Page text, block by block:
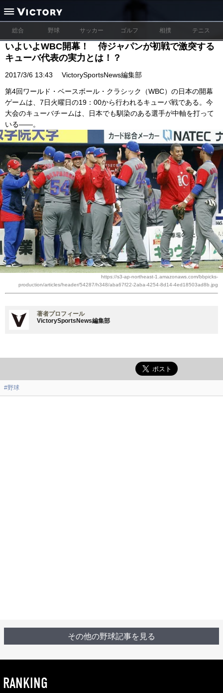
総合 野球 サッカー ゴルフ 相撲 テニス
いよいよWBC開幕！ 侍ジャパンが初戦で激突する
キューバ代表の実力とは！？
2017/3/6 13:43 VictorySportsNews編集部
第4回ワールド・ベースボール・クラシック（WBC）の日本の開幕
ゲームは、7日火曜日の19：00から行われるキューバ戦である。今
大会のキューバチームは、日本でも馴染のある選手が中軸を打って
いる――。
https://s3-ap-northeast-1.amazonaws.com/bbpicks-
production/articles/header/54287/h348/aba67f22-2aba-4254-8d14-4ed18503ad8b.jpg
著者プロフィール
VictorySportsNews編集部
#野球
その他の野球記事を見る
RANKING